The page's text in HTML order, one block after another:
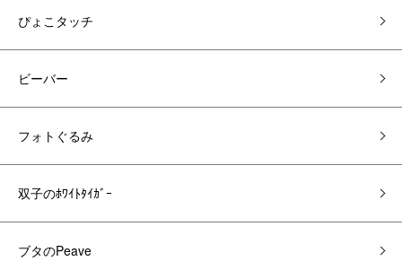
ぴょこタッチ
ビーバー
フォトぐるみ
双子のﾎﾜｲﾄﾀｲｶﾞｰ
ブタのPeave